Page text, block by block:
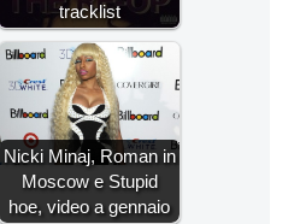
tracklist
Nicki Minaj, Roman in
Moscow e Stupid
hoe, video a gennaio